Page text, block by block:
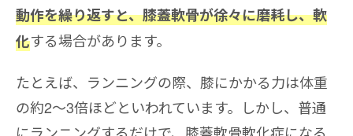
動作を繰り返すと、膝蓋軟骨が徐々に磨耗し、軟
化する場合があります。
たとえば、ランニングの際、膝にかかる力は体重
の約2〜3倍ほどといわれています。しかし、普通
にランニングするだけで、膝蓋軟骨軟化症になる